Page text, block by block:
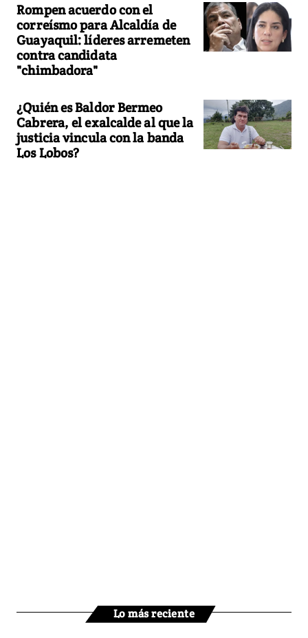
Rompen acuerdo con el
correísmo para Alcaldía de
Guayaquil: líderes arremeten
contra candidata
"chimbadora"
¿Quién es Baldor Bermeo
Cabrera, el exalcalde al que la
justicia vincula con la banda
Los Lobos?
Lo más reciente